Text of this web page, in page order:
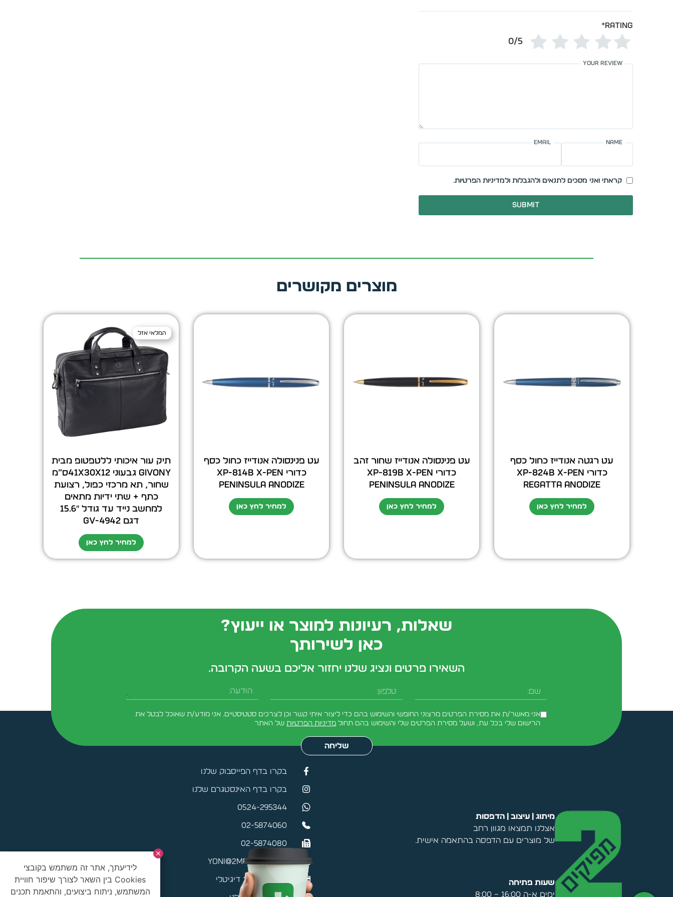
Rating
*
0/5
Your review
Name
Email
קראתי ואני מסכים לתנאים ולהגבלות ולמדיניות הפרטיות.
Submit
מוצרים מקושרים
עט רגטה אנודייז כחול כסף
כדורי XP-824b X-Pen
Regatta Anodize
למחיר לחץ כאן
עט פנינסולה אנודייז שחור זהב
כדורי XP-819b X-Pen
Peninsula Anodize
למחיר לחץ כאן
עט פנינסולה אנודייז כחול כסף
כדורי XP-814b X-Pen
Peninsula Anodize
למחיר לחץ כאן
המלאי אזל
המלאי אזל
תיק עור איכותי ללטפטופ מבית
GIVONY גבעוני 41x30x12ס”מ
שחור, תא מרכזי כפול, רצועת
כתף + שתי ידיות מתאים
למחשב נייד עד גודל 15.6″
דגם GV-4942
למחיר לחץ כאן
שאלות, רעיונות למוצר או ייעוץ?
כאן לשירותך
השאירו פרטים ונציג שלנו יחזור אליכם בשעה הקרובה.
אני מאשר/ת את מסירת הפרטים מרצוני החופשי והשימוש בהם כדי ליצור איתי קשר וכן לצרכים סטטיסטיים. אני מודע/ת שאוכל לבטל את
הרישום שלי בכל עת, ושעל מסירת הפרטים שלי והשימוש בהם תחול מדיניות הפרטיות של האתר
שליחה
מיתוג | עיצוב | הדפסות
אצלנו תמצאו מגוון רחב
של מוצרים עם הדפסה בהתאמה אישית.
שעות פתיחה
ימים א-ה 16:00 – 8:00
בקרו בדף הפייסבוק שלנו
בקרו בדף האינסטגרם שלנו
0524-295344
02-5874060
02-5874080
yoni@2mefikim.co.il
כרטיס ביקור דיגיטלי
לידיעתך, אתר זה משתמש בקובצי
Cookies בין השאר לצורך שיפור חוויית
המשתמש, ניתוח ביצועים, והתאמת תכנים